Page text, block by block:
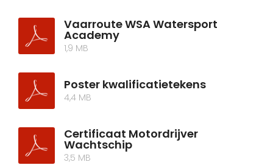
Vaarroute WSA Watersport
Academy
1,9 MB
Poster kwalificatietekens
4,4 MB
Certificaat Motordrijver
Wachtschip
3,5 MB